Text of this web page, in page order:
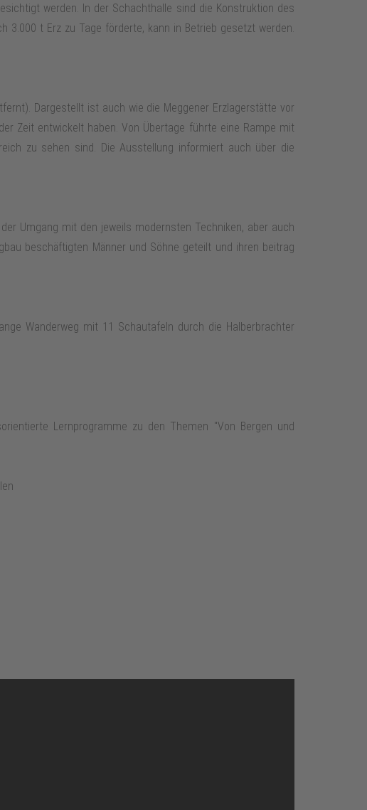
werden. In der Schachthalle sind die Konstruktion des
3.000 t Erz zu Tage förderte, kann in Betrieb gesetzt werden.
Dargestellt ist auch wie die Meggener Erzlagerstätte vor
Zeit entwickelt haben. Von Übertage führte eine Rampe mit
zu sehen sind. Die Ausstellung informiert auch über die
Umgang mit den jeweils modernsten Techniken, aber auch
beschäftigten Männer und Söhne geteilt und ihren beitrag
Wanderweg mit 11 Schautafeln durch die Halberbrachter
Lernprogramme zu den Themen "Von Bergen und